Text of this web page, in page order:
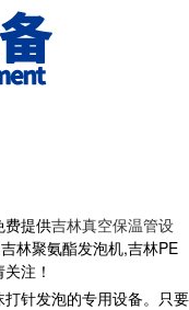
费提供吉林真空保温管设
林聚氨酯发泡机,吉林PE
注！
针发泡的专用设备。只要